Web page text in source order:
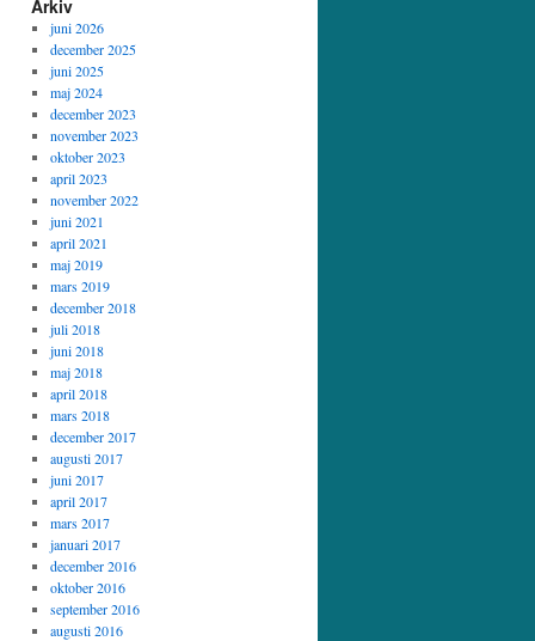
Arkiv
juni 2026
december 2025
juni 2025
maj 2024
december 2023
november 2023
oktober 2023
april 2023
november 2022
juni 2021
april 2021
maj 2019
mars 2019
december 2018
juli 2018
juni 2018
maj 2018
april 2018
mars 2018
december 2017
augusti 2017
juni 2017
april 2017
mars 2017
januari 2017
december 2016
oktober 2016
september 2016
augusti 2016